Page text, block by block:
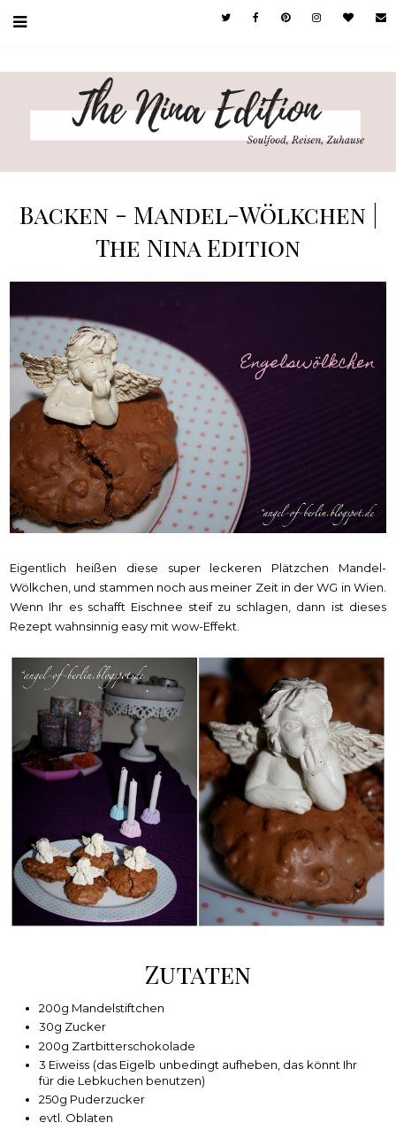
Backen - Mandel-Wölkchen |
The Nina Edition
Eigentlich heißen diese super leckeren Plätzchen Mandel-
Wölkchen, und stammen noch aus meiner Zeit in der WG in Wien.
Wenn Ihr es schafft Eischnee steif zu schlagen, dann ist dieses
Rezept wahnsinnig easy mit wow-Effekt.
Zutaten
200g Mandelstiftchen
30g Zucker
200g Zartbitterschokolade
3 Eiweiss (das Eigelb unbedingt aufheben, das könnt Ihr
für die Lebkuchen benutzen)
250g Puderzucker
evtl. Oblaten